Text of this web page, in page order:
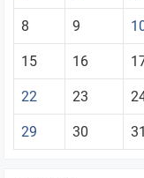
8 9
15 16
22 23
29 30 31